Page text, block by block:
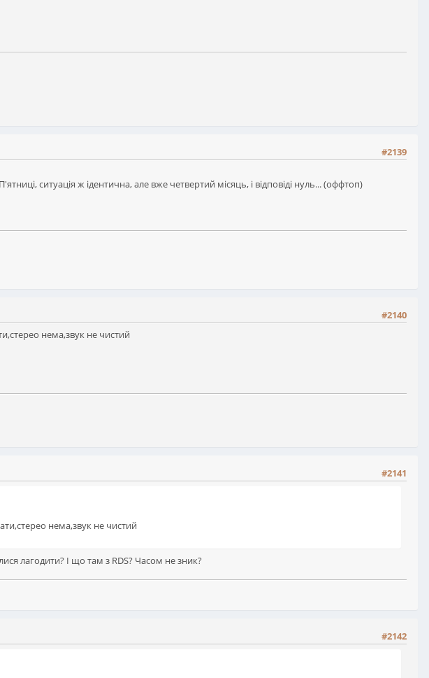
#2139
ситуація ж ідентична, але вже четвертий місяць, і відповіді нуль... (оффтоп)
#2140
нема,звук не чистий
#2141
нема,звук не чистий
лагодити? І що там з RDS? Часом не зник?
#2142